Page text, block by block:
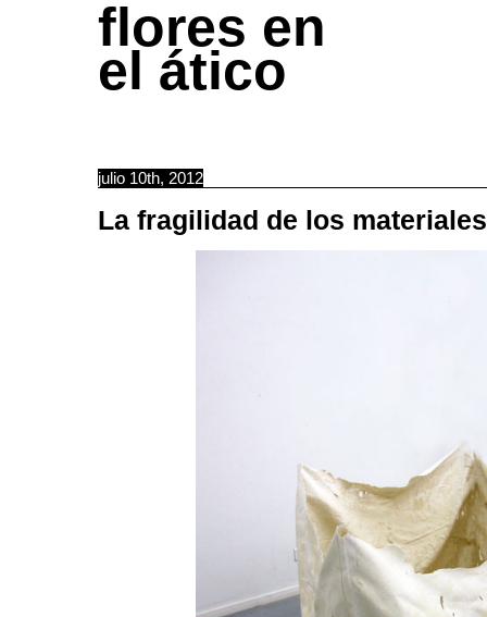
flores en
el ático
julio 10th, 2012
La fragilidad de los materiales